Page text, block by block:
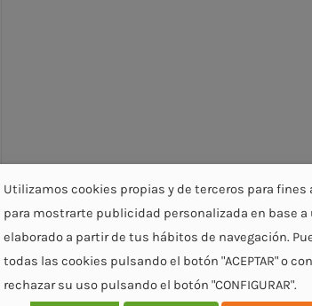
Utilizamos cookies propias y de terceros para fines
para mostrarte publicidad personalizada en base a
elaborado a partir de tus hábitos de navegación.
todas las cookies pulsando el botón "ACEPTAR" o
rechazar su uso pulsando el botón "CONFIGURAR".